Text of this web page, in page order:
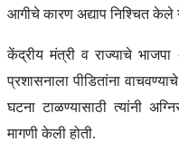
आगीचे कारण अद्याप निश्चित केले
केंद्रीय मंत्री व राज्याचे भाजपा
प्रशासनाला पीडितांना
घटना टाळण्यासाठी त्यांनी
मागणी केली होती.